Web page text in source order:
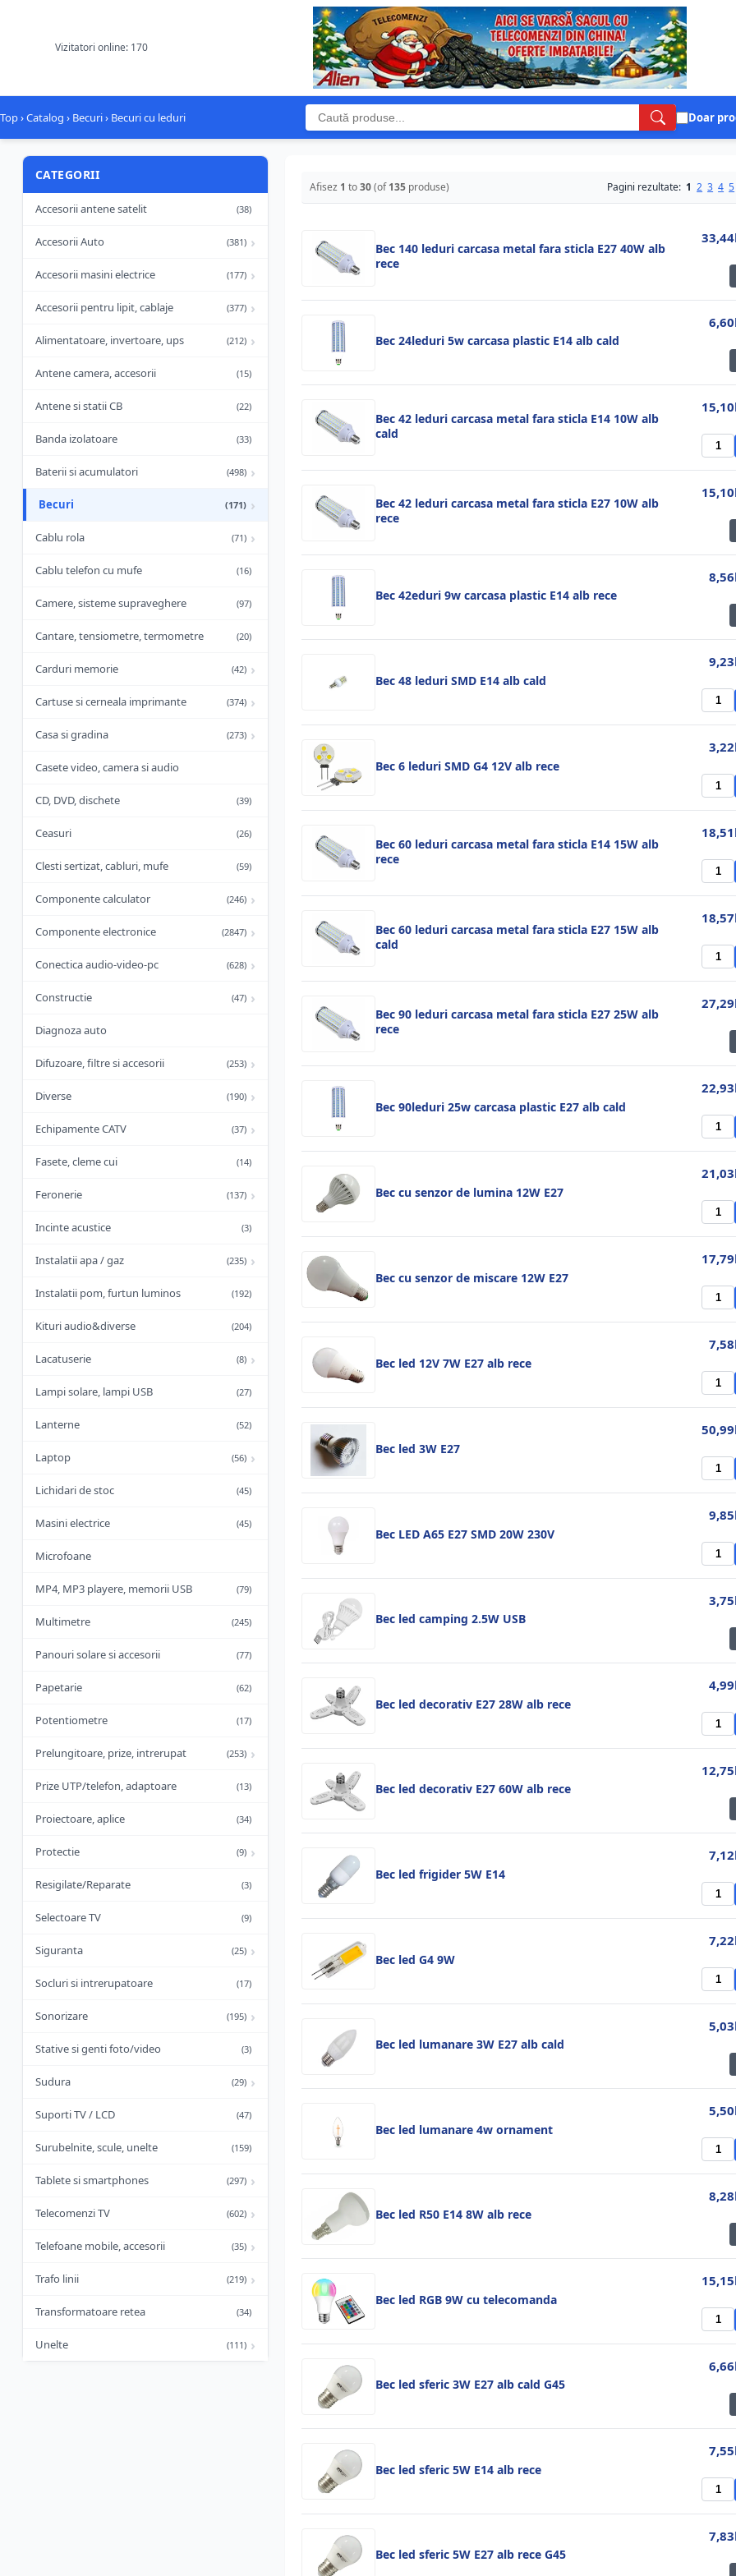
Vizitatori online: 170
Top›Catalog › Becuri› Becuri cu leduri Doar
CATEGORII
Accesorii antene satelit (38)
Accesorii Auto (381) ›
Accesorii masini electrice (177) ›
Accesorii pentru lipit, cablaje (377) ›
Alimentatoare, invertoare, ups (212) ›
Antene camera, accesorii (15)
Antene si statii CB (22)
Banda izolatoare (33)
Baterii si acumulatori (498) ›
Becuri (171) ›
Cablu rola (71) ›
Cablu telefon cu mufe (16)
Camere, sisteme supraveghere (97)
Cantare, tensiometre, termometre (20)
Carduri memorie (42) ›
Cartuse si cerneala imprimante (374) ›
Casa si gradina (273) ›
Casete video, camera si audio
CD, DVD, dischete (39)
Ceasuri (26)
Clesti sertizat, cabluri, mufe (59)
Componente calculator (246) ›
Componente electronice (2847) ›
Conectica audio-video-pc (628) ›
Constructie (47) ›
Diagnoza auto
Difuzoare, filtre si accesorii (253) ›
Diverse (190) ›
Echipamente CATV (37) ›
Fasete, cleme cui (14)
Feronerie (137) ›
Incinte acustice (3)
Instalatii apa / gaz (235) ›
Instalatii pom, furtun luminos (192)
Kituri audio&diverse (204)
Lacatuserie (8) ›
Lampi solare, lampi USB (27)
Lanterne (52)
Laptop (56) ›
Lichidari de stoc (45)
Masini electrice (45)
Microfoane
MP4, MP3 playere, memorii USB (79)
Multimetre (245)
Panouri solare si accesorii (77)
Papetarie (62)
Potentiometre (17)
Prelungitoare, prize, intrerupat (253) ›
Prize UTP/telefon, adaptoare (13)
Proiectoare, aplice (34)
Protectie (9) ›
Resigilate/Reparate (3)
Selectoare TV (9)
Siguranta (25) ›
Socluri si intrerupatoare (17)
Sonorizare (195) ›
Stative si genti foto/video (3)
Sudura (29) ›
Suporti TV / LCD (47)
Surubelnite, scule, unelte (159)
Tablete si smartphones (297) ›
Telecomenzi TV (602) ›
Telefoane mobile, accesorii (35) ›
Trafo linii (219) ›
Transformatoare retea (34)
Unelte (111) ›
Afisez 1 to30(of135produse) Pagini rezultate: 1 2 3 4 5
Bec 140 leduri carcasa metal fara sticla E27 40W alb
rece
Bec 24leduri 5w carcasa plastic E14 alb cald
Bec 42 leduri carcasa metal fara sticla E14 10W alb
cald
Bec 42 leduri carcasa metal fara sticla E27 10W alb
rece
Bec 42eduri 9w carcasa plastic E14 alb rece
Bec 48 leduri SMD E14 alb cald
Bec 6 leduri SMD G4 12V alb rece
Bec 60 leduri carcasa metal fara sticla E14 15W alb
rece
Bec 60 leduri carcasa metal fara sticla E27 15W alb
cald
Bec 90 leduri carcasa metal fara sticla E27 25W alb
rece
Bec 90leduri 25w carcasa plastic E27 alb cald
Bec cu senzor de lumina 12W E27
Bec cu senzor de miscare 12W E27
Bec led 12V 7W E27 alb rece
Bec led 3W E27
Bec LED A65 E27 SMD 20W 230V
Bec led camping 2.5W USB
Bec led decorativ E27 28W alb rece
Bec led decorativ E27 60W alb rece
Bec led frigider 5W E14
Bec led G4 9W
Bec led lumanare 3W E27 alb cald
Bec led lumanare 4w ornament
Bec led R50 E14 8W alb rece
Bec led RGB 9W cu telecomanda
Bec led sferic 3W E27 alb cald G45
Bec led sferic 5W E14 alb rece
Bec led sferic 5W E27 alb rece G45